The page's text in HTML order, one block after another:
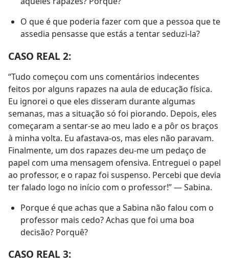
O que é que poderia fazer com que a pessoa que te
assedia pensasse que estás a tentar seduzi-la?
CASO REAL 2:
“Tudo começou com uns comentários indecentes
feitos por alguns rapazes na aula de educação física.
Eu ignorei o que eles disseram durante algumas
semanas, mas a situação só foi piorando. Depois, eles
começaram a sentar-se ao meu lado e a pôr os braços
à minha volta. Eu afastava-os, mas eles não paravam.
Finalmente, um dos rapazes deu-me um pedaço de
papel com uma mensagem ofensiva. Entreguei o papel
ao professor, e o rapaz foi suspenso. Percebi que devia
ter falado logo no início com o professor!” — Sabina.
Porque é que achas que a Sabina não falou com o
professor mais cedo? Achas que foi uma boa
decisão? Porquê?
CASO REAL 3: